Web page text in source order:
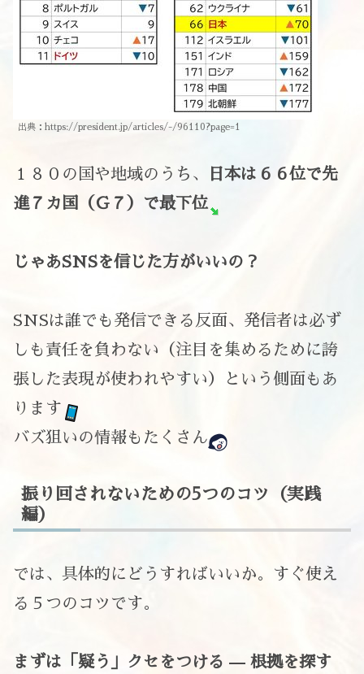
出典：https://president.jp/articles/-/96110?page=1
１８０の国や地域のうち、
日本は６６位で先
進７カ国（Ｇ７）で最下位
じゃあSNSを信じた方がいいの？
SNSは誰でも発信できる反面、発信者は必ず
しも責任を負わない（注目を集めるために誇
張した表現が使われやすい）という側面もあ
ります
バズ狙いの情報もたくさん
振り回されないための5つのコツ（実践
編）
では、具体的にどうすればいいか。すぐ使え
る５つのコツです。
まずは「疑う」クセをつける — 根拠を探す